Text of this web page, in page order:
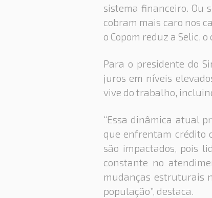
sistema financeiro. Ou
cobram mais caro nos
o Copom reduz a Selic,
Para o presidente do
juros em níveis
vive do trabalho,
“Essa dinâmica atual
que enfrentam crédito
são impactados, pois
constante no
mudanças estruturais
população”, destaca.